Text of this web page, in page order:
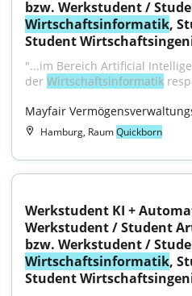
Wirtschaftsinformatik,
Student
"...im Bereich Artificial
der Wirtschaftsinformatik
Mayfair
Hamburg, RaumQuickborn
Werkstudent KI +
Werkstudent / Student
Wirtschaftsinformatik,
Student